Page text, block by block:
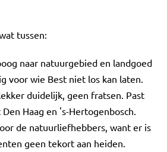
tussen:
naar natuurgebied en landgoed
voor wie Best niet los kan laten.
duidelijk, geen fratsen. Past
Haag en 's-Hertogenbosch.
de natuurliefhebbers, want er is
geen tekort aan heiden.